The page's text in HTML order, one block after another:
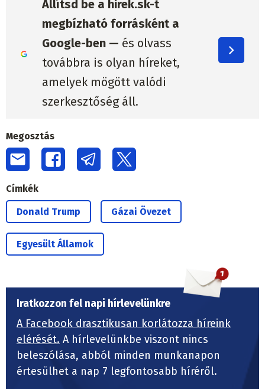
Állítsd be a hirek.sk-t
megbízható forrásként a
Google-ben — és olvass
továbbra is olyan híreket,
amelyek mögött valódi
szerkesztőség áll.
Megosztás
Címkék
Donald Trump Gázai Övezet
Egyesült Államok
Iratkozzon fel napi hírlevelünkre
A Facebook drasztikusan korlátozza híreink
elérését. A hírlevelünkbe viszont nincs
beleszólása, abból minden munkanapon
értesülhet a nap 7 legfontosabb híréről.